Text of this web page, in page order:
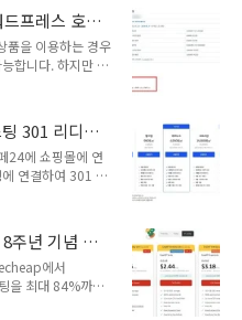
버(서울 리전)..
워드프레스 상품
좋으면서 빠른 해
가 있습니다.
리나라에서도 속
ChemiCloud 워
트래픽면에서 훨
있습..
프레스 호스
품을 이용하는 경우
합니다. 하지만 오
스로 변경하는 옵
. 10G 상품은 그
할인 프로모 코
상품은 매니지드
24의 10G 광아우
지드 워드프레스
때문에 유료로 ..
301 리디렉
24에 쇼핑몰에 연
연결하여 301 리
는 어려운 점은 없
업체를 찾느라 시
는 것이 불가능하
결을 해제할 수
팅 301 리디렉션
어 있었고, 하나
주년 기념 세
에서
을 최대 84%까지
습니다. 저렴하게